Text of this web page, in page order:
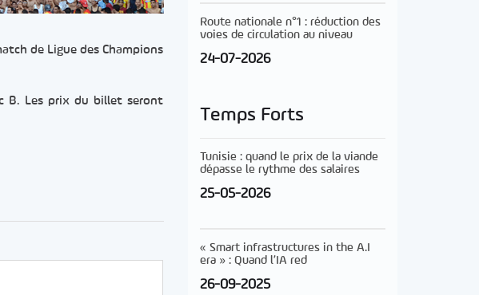
de Ligue des Champions
B. Les prix du billet seront
Route nationale n°1 : réduction des
voies de circulation au niveau
24-07-2026
Temps Forts
Tunisie : quand le prix de la viande
dépasse le rythme des salaires
25-05-2026
« Smart infrastructures in the A.I
era » : Quand l’IA red
26-09-2025